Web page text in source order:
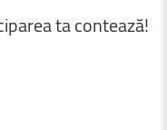
tacontează!